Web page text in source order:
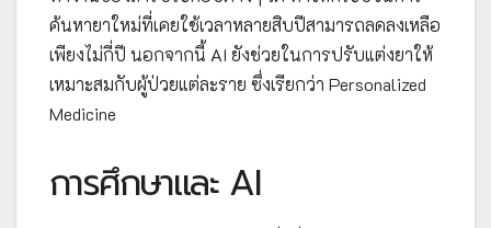
ค้นหายาใหม่ที่เคยใช้เวลาหลายสิบปีสามารถลดลงเหลือ
เพียงไม่กี่ปี นอกจากนี้ AI ยังช่วยในการปรับแต่งยาให้
เหมาะสมกับผู้ป่วยแต่ละราย ซึ่งเรียกว่า Personalized
Medicine
การศึกษาและ AI